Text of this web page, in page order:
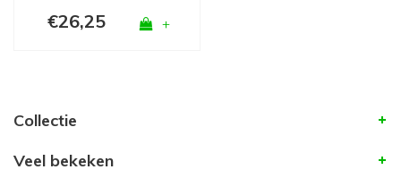
€26,25 +
Collectie
Veel bekeken